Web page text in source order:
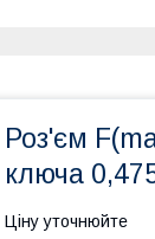
Роз'єм
ключа
Ціну уточнюйте